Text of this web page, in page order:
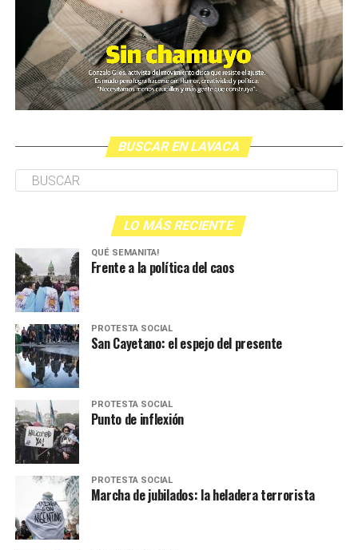
BUSCAR EN LAVACA
LO MÁS RECIENTE
QUÉ SEMANITA!
Frente a la política del caos
PROTESTA SOCIAL
San Cayetano: el espejo del presente
PROTESTA SOCIAL
Punto de inflexión
PROTESTA SOCIAL
Marcha de jubilados: la heladera terrorista